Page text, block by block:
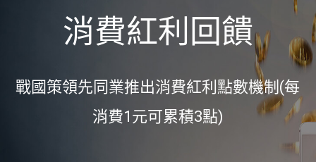
消費紅利回饋
戰國策領先同業推出消費紅利點數機制(每
消費1元可累積3點)